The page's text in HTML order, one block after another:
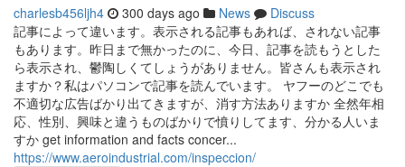
charlesb456ljh4 300 days ago News
Discuss
記事によって違います。表示される記事もあれば、されない記事
もあります。昨日まで無かったのに、今日、記事を読もうとした
ら表示され、鬱陶しくてしょうがありません。皆さんも表示され
ますか？私はパソコンで記事を読んでいます。 ヤフーのどこでも
不適切な広告ばかり出てきますが、消す方法ありますか 全然年相
応、性別、興味と違うものばかりで憤りしてます、分かる人いま
すか get information and facts concer...
https://www.aeroindustrial.com/inspeccion/